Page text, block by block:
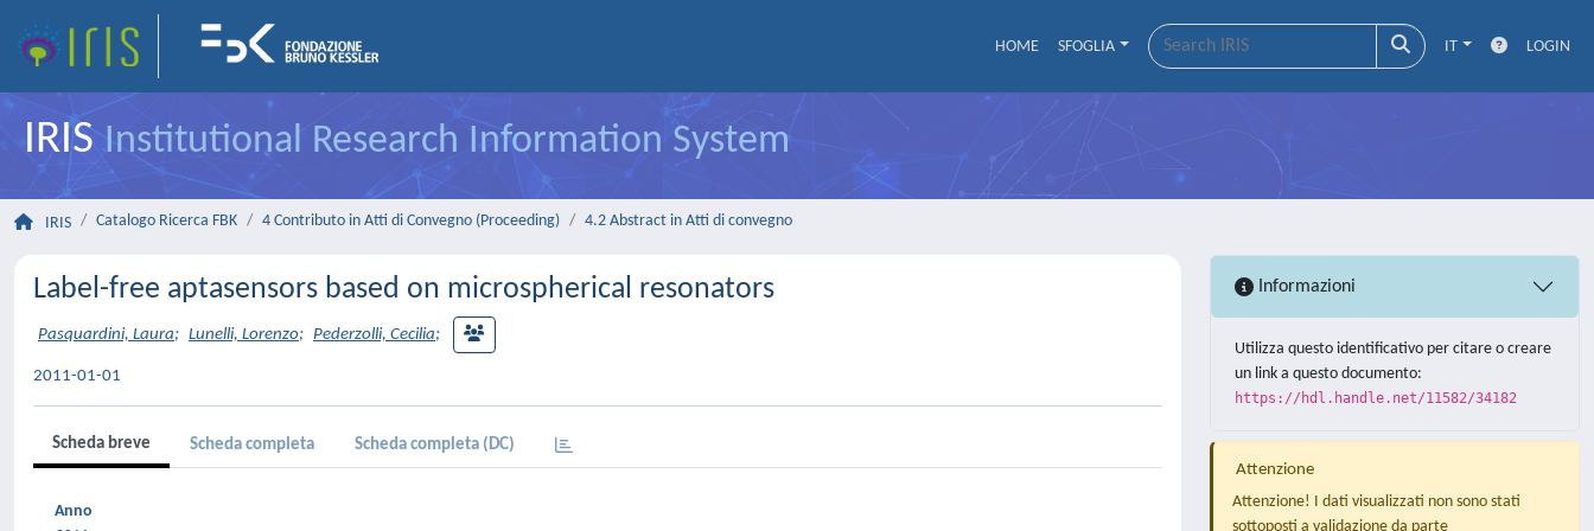
HOME SFOGLIA IT LOGIN
IRISInstitutional Research Information System
IRIS Catalogo Ricerca FBK 4 Contributo in Atti di Convegno (Proceeding) 4.2 Abstract in Atti di convegno
Label-free aptasensors based on microspherical resonators
Pasquardini, Laura; Lunelli, Lorenzo; Pederzolli, Cecilia;
2011-01-01
Scheda breve Scheda completa Scheda completa (DC)
Anno
Informazioni
Utilizza questo identificativo per citare o creare
un link a questo documento:
https://hdl.handle.net/11582/34182
Attenzione
Attenzione! I dati visualizzati non sono stati
sottoposti a validazione da parte